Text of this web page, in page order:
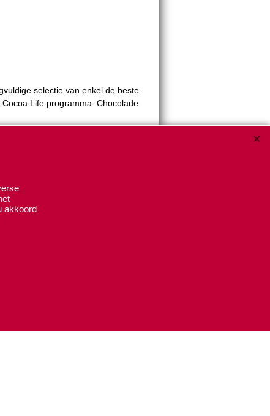
selectie van enkel de beste
Life programma. Chocolade
akkoord